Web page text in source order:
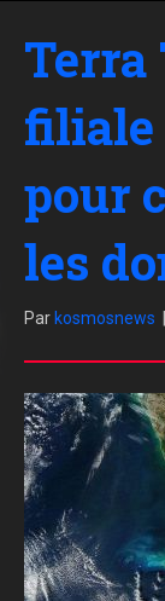
Terra
filiale
pour
les
Par kosmosnews